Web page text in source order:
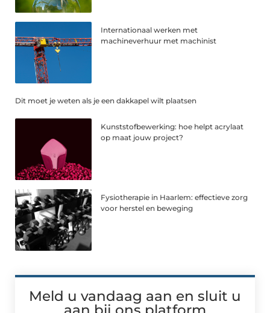
Internationaal werken met
machineverhuur met machinist
Dit moet je weten als je een dakkapel wilt plaatsen
Kunststofbewerking: hoe helpt acrylaat
op maat jouw project?
Fysiotherapie in Haarlem: effectieve zorg
voor herstel en beweging
Meld u vandaag aan en sluit u